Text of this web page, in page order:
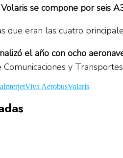
Volaris se compone por seis
que eran las cuatro
el año con ocho
y
InterjetViva AerobusVolaris